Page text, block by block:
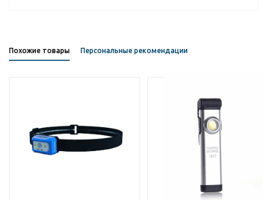
Похожие товары Персональные рекомендации